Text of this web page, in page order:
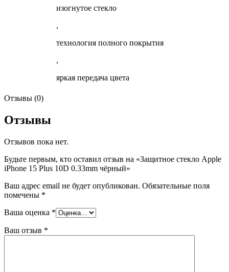
изогнутое cтекло
,
технология полного покрытия
,
яркая передача цвета
Отзывы (0)
Отзывы
Отзывов пока нет.
Будьте первым, кто оставил отзыв на «Защитное стекло Apple
iPhone 15 Plus 10D 0.33mm чёрный»
Ваш адрес email не будет опубликован. Обязательные поля
помечены *
Ваша оценка *
Ваш отзыв *